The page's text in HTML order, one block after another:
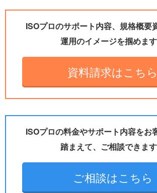
ISOプロのサポート内容、規格概要
運用のイメージを掴めます
資料請求はこちら
ISOプロの料金やサポート内容をお
踏まえて、ご相談できます
ご相談はこちら